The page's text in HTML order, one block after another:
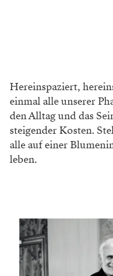
Hereinspaziert,
einmal alle unserer
den Alltag und das
steigender Kosten.
alle auf einer
leben.